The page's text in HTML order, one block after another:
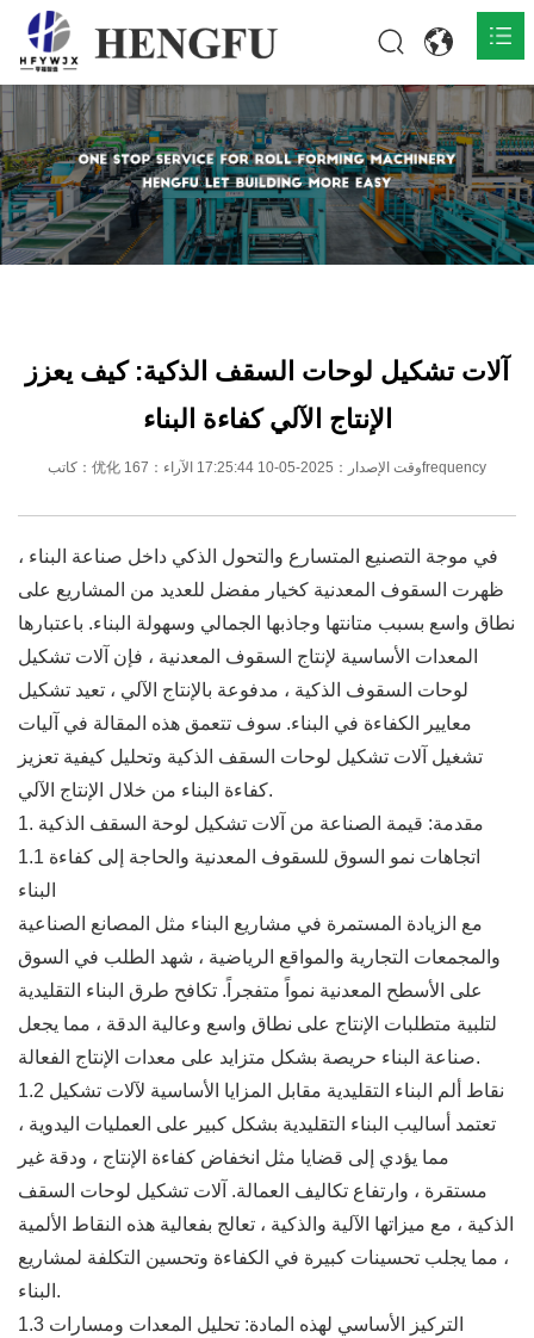
المنزل
المنتجات 
حول 
آلات تشكيل لوحات السقف الذكية: كيف يعزز
الإنتاج الآلي كفاءة البناء
كاتب：优化 وقت الإصدار：2025-05-10 17:25:44 الآراء：167frequency
في موجة التصنيع المتسارع والتحول الذكي داخل صناعة البناء ،
ظهرت السقوف المعدنية كخيار مفضل للعديد من المشاريع على
نطاق واسع بسبب متانتها وجاذبها الجمالي وسهولة البناء. باعتبارها
المعدات الأساسية لإنتاج السقوف المعدنية ، فإن آلات تشكيل
لوحات السقوف الذكية ، مدفوعة بالإنتاج الآلي ، تعيد تشكيل
معايير الكفاءة في البناء. سوف تتعمق هذه المقالة في آليات
تشغيل آلات تشكيل لوحات السقف الذكية وتحليل كيفية تعزيز
كفاءة البناء من خلال الإنتاج الآلي.
1. مقدمة: قيمة الصناعة من آلات تشكيل لوحة السقف الذكية
1.1 اتجاهات نمو السوق للسقوف المعدنية والحاجة إلى كفاءة
البناء
مع الزيادة المستمرة في مشاريع البناء مثل المصانع الصناعية
والمجمعات التجارية والمواقع الرياضية ، شهد الطلب في السوق
على الأسطح المعدنية نمواً متفجراً. تكافح طرق البناء التقليدية
لتلبية متطلبات الإنتاج على نطاق واسع وعالية الدقة ، مما يجعل
صناعة البناء حريصة بشكل متزايد على معدات الإنتاج الفعالة.
1.2 نقاط ألم البناء التقليدية مقابل المزايا الأساسية لآلات تشكيل
تعتمد أساليب البناء التقليدية بشكل كبير على العمليات اليدوية ،
مما يؤدي إلى قضايا مثل انخفاض كفاءة الإنتاج ، ودقة غير
مستقرة ، وارتفاع تكاليف العمالة. آلات تشكيل لوحات السقف
الذكية ، مع ميزاتها الآلية والذكية ، تعالج بفعالية هذه النقاط الألمية
، مما يجلب تحسينات كبيرة في الكفاءة وتحسين التكلفة لمشاريع
البناء.
1.3 التركيز الأساسي لهذه المادة: تحليل المعدات ومسارات